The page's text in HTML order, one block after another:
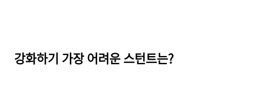
강화하기 가장 어려운 스턴트는?